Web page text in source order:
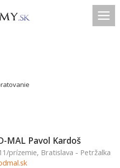
MAL Pavol Kardoš
prízemie, Bratislava - Petržalka